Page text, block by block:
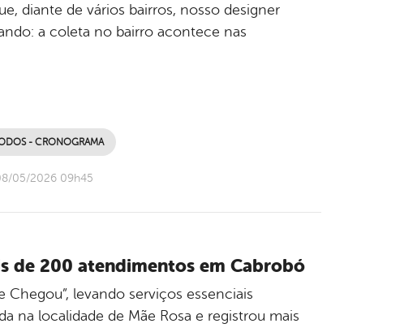
diante de vários bairros, nosso designer
a coleta no bairro acontece nas
- CRONOGRAMA
05/2026 09h45
de 200 atendimentos em Cabrobó
Chegou”, levando serviços essenciais
na localidade de Mãe Rosa e registrou mais